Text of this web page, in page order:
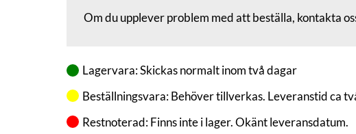
Om du upplever problem med att beställa, kontakta
Lagervara: Skickas normalt inom två dagar
Beställningsvara: Behöver tillverkas. Leveranstid ca
Restnoterad: Finns inte i lager. Okänt leveransdatum.